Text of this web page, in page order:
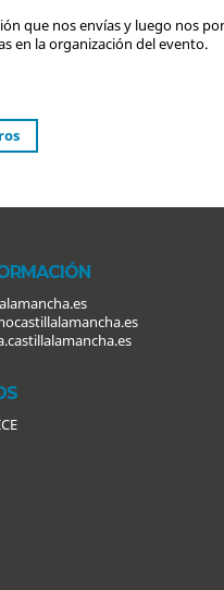
que nos envías y luego nos
en la organización del evento.